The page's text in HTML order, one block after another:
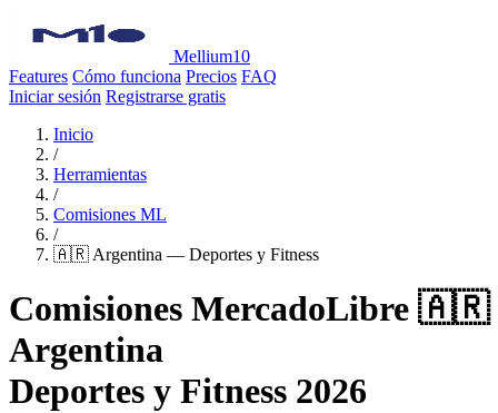
Mellium10
Features Cómo funciona Precios FAQ
Iniciar sesión Registrarse gratis
Inicio
/
Herramientas
/
Comisiones ML
/
🇦🇷 Argentina — Deportes y Fitness
Comisiones MercadoLibre 🇦🇷
Argentina
Deportes y Fitness 2026